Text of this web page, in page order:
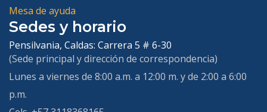
Mesa de ayuda
Sedes y horario
Pensilvania, Caldas: Carrera 5 # 6-30
(Sede principal y dirección de correspondencia)
Lunes a viernes de 8:00 a.m. a 12:00 m. y de 2:00 a 6:00
p.m.